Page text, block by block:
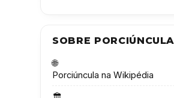
SOBRE PORCIÚNCULA
🌐
Porciúncula na Wikipédia